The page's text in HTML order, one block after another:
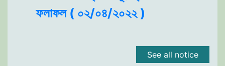
ফলাফল ( ০২/০৪/২০২২ )
See all notice